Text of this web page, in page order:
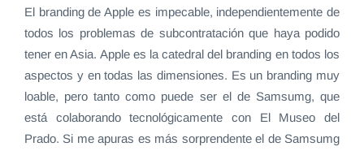
El branding de Apple es impecable, independientemente de
todos los problemas de subcontratación que haya podido
tener en Asia. Apple es la catedral del branding en todos los
aspectos y en todas las dimensiones. Es un branding muy
loable, pero tanto como puede ser el de Samsumg, que
está colaborando tecnológicamente con El Museo del
Prado. Si me apuras es más sorprendente el de Samsumg